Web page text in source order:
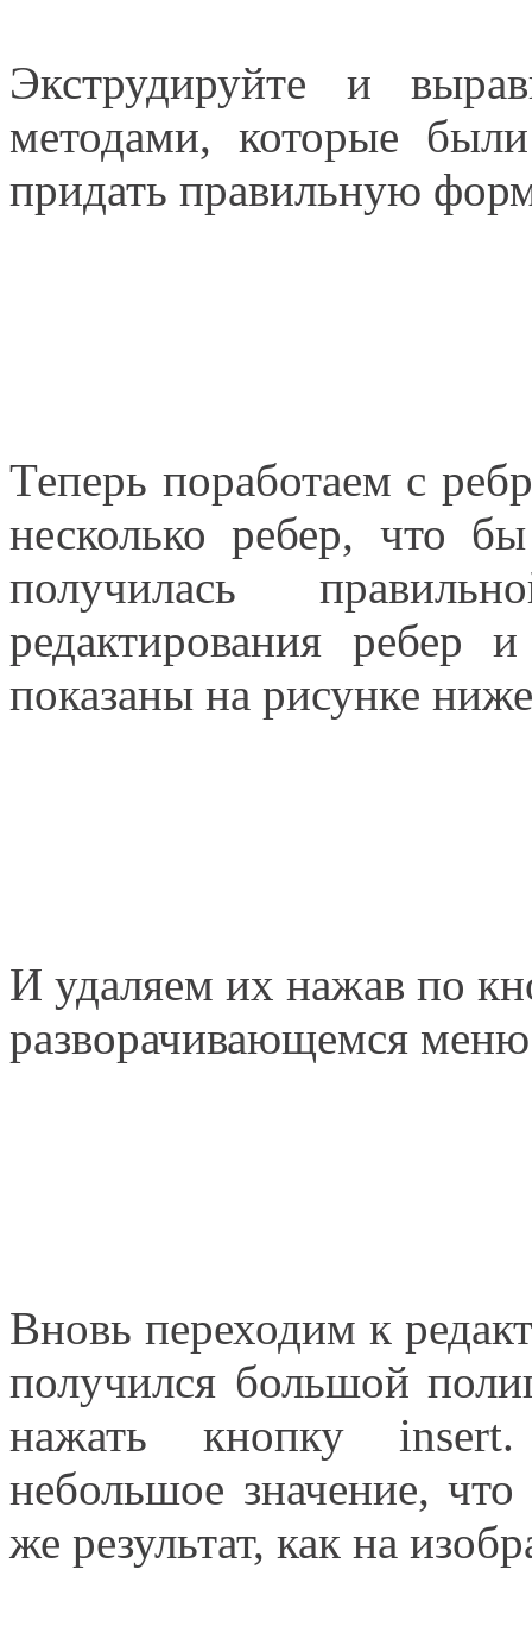
Экструдируйте и
методами, которые
придать правильную
Теперь поработаем с
несколько ребер, что
получилась
редактирования ребер
показаны на рисунке
И удаляем их нажав по
разворачивающемся
Вновь переходим к
получился большой
нажать кнопку
небольшое значение,
же результат, как на